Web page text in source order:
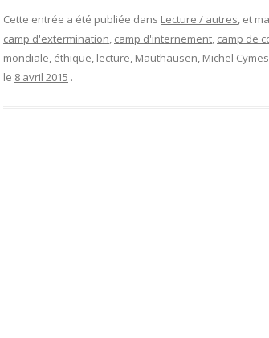
Cette entrée a été publiée dans Lecture / autres, et
camp d'extermination, camp d'internement, camp de
mondiale, éthique, lecture, Mauthausen, Michel Cymes
le 8 avril 2015 .